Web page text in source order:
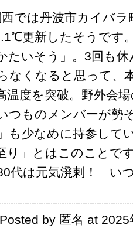
では丹波市カイバ
更新したそうです
たいそう」。3回も
なくなると思って、
温度を突破。野外会
つものメンバーが勢
も少なめに持参して
り」とはこのことで
代は元気溌剌！ い
Posted by 匿名 at